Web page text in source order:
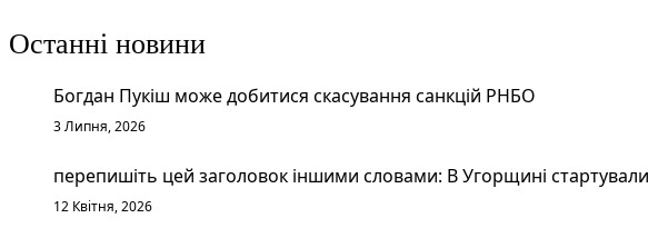
Останні новини
Богдан Пукіш може добитися скасування санкцій РНБО
3 Липня, 2026
перепишіть цей заголовок іншими словами: В Угорщині
12 Квітня, 2026